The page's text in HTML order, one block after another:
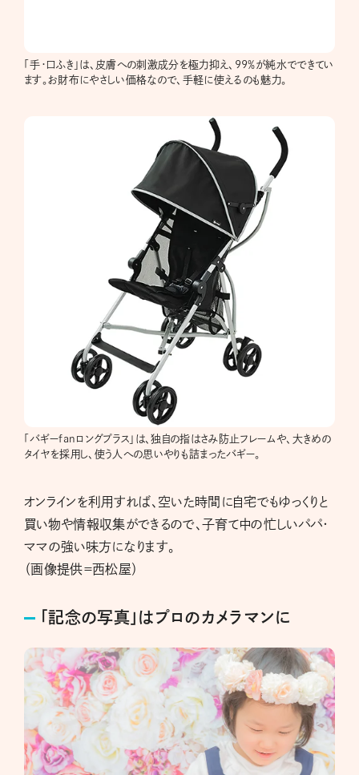
「手・口ふき」は、皮膚への刺激成分を極力抑え、99％が純水でできてい
ます。お財布にやさしい価格なので、手軽に使えるのも魅力。
「バギーfanロングプラス」は、独自の指はさみ防止フレームや、大きめの
タイヤを採用し、使う人への思いやりも詰まったバギー。
オンラインを利用すれば、空いた時間に自宅でもゆっくりと
買い物や情報収集ができるので、子育て中の忙しいパパ・
ママの強い味方になります。
（画像提供＝西松屋）
「記念の写真」はプロのカメラマンに